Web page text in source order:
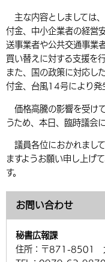
主な内容としましては
付金、中小企業者の経営
送事業者や公共交通事業
買い替えに対する支援を行
また、国の政策に対応し
付金、台風14号により発
価格高騰の影響を受け
うため、本日、臨時議会
議員各位におかれまし
ますようお願い申し上げ
す。
お問い合わせ
秘書広報課
住所： 〒871-8501